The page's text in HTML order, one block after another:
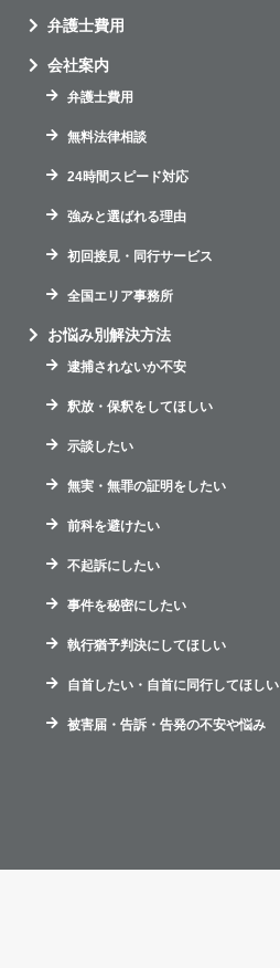
弁護士費用
会社案内
弁護士費用
無料法律相談
24時間スピード対応
強みと選ばれる理由
初回接見・同行サービス
全国エリア事務所
お悩み別解決方法
逮捕されないか不安
釈放・保釈をしてほしい
示談したい
無実・無罪の証明をしたい
前科を避けたい
不起訴にしたい
事件を秘密にしたい
執行猶予判決にしてほしい
自首したい・自首に同行してほしい
被害届・告訴・告発の不安や悩み